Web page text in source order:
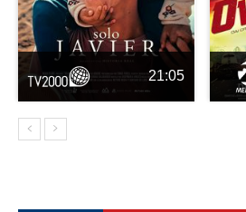
21:05